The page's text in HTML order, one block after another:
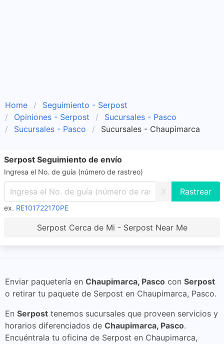
Home
Seguimiento - Serpost
Opiniones - Serpost
Sucursales - Pasco
Sucursales - Pasco
Sucursales - Chaupimarca
Serpost Seguimiento de envío
Ingresa el No. de guía (número de rastreo)
X
ex. RE101722170PE
Serpost Cerca de Mi - Serpost Near Me
Enviar paquetería en Chaupimarca, Pasco con Serpost
o retirar tu paquete de Serpost en Chaupimarca, Pasco.
En Serpost tenemos sucursales que proveen servicios y
horarios diferenciados de Chaupimarca, Pasco.
Encuéntrala tu oficina de Serpost en Chaupimarca,